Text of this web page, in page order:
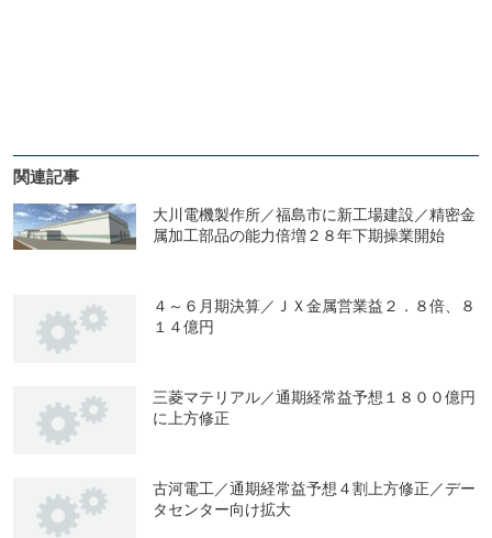
関連記事
大川電機製作所／福島市に新工場建設／精密金
属加工部品の能力倍増２８年下期操業開始
４～６月期決算／ＪＸ金属営業益２．８倍、８
１４億円
三菱マテリアル／通期経常益予想１８００億円
に上方修正
古河電工／通期経常益予想４割上方修正／デー
タセンター向け拡大